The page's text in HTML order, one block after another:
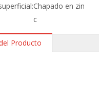
Chapado en zin
c
Producto